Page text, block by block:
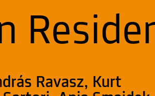
Ravasz, Kurt